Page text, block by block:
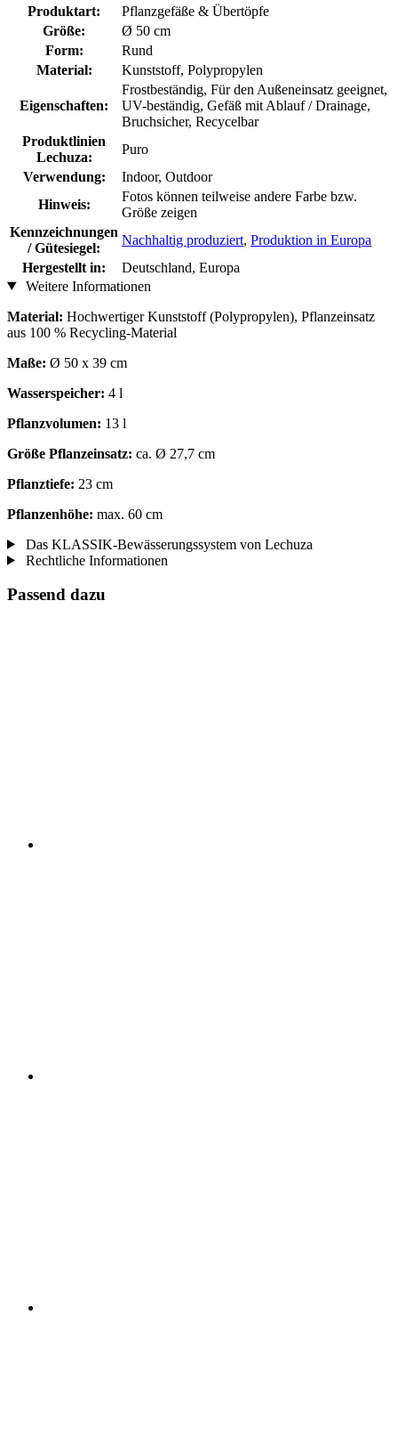
Produktart:
Pflanzgefäße & Übertöpfe
Größe:
Ø 50 cm
Form:
Rund
Material:
Kunststoff, Polypropylen
Eigenschaften:
Frostbeständig, Für den Außeneinsatz geeignet,
UV-beständig, Gefäß mit Ablauf / Drainage,
Bruchsicher, Recycelbar
Produktlinien
Lechuza:
Puro
Verwendung:
Indoor, Outdoor
Hinweis:
Fotos können teilweise andere Farbe bzw.
Größe zeigen
Kennzeichnungen
/ Gütesiegel:
Nachhaltig produziert, Produktion in Europa
Hergestellt in:
Deutschland, Europa
Weitere Informationen
Material: Hochwertiger Kunststoff (Polypropylen), Pflanzeinsatz
aus 100 % Recycling-Material
Maße: Ø 50 x 39 cm
Wasserspeicher: 4 l
Pflanzvolumen: 13 l
Größe Pflanzeinsatz: ca. Ø 27,7 cm
Pflanztiefe: 23 cm
Pflanzenhöhe: max. 60 cm
Das KLASSIK-Bewässerungssystem von Lechuza
Rechtliche Informationen
Passend dazu